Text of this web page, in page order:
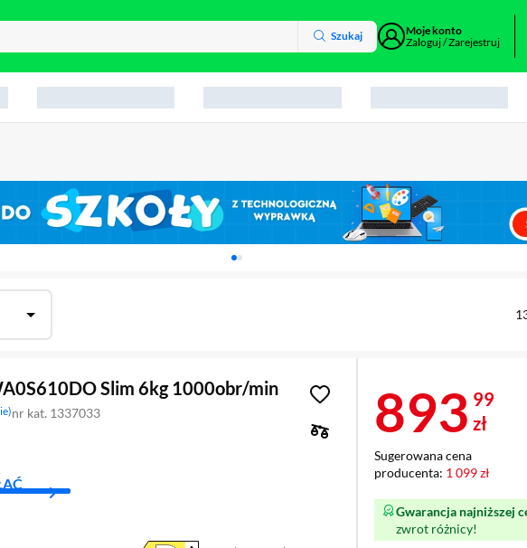
Szukaj
Moje konto
Zaloguj / Zarejestruj
Karuzela z banerami, aktualny element 1 z 2
Slim 6kg 1000obr/min
nr kat. 1337033 Cena
893 99
zł
Sugerowana cena
producenta: 1 099 zł
Gwarancja najniższej
zwrot różnicy!